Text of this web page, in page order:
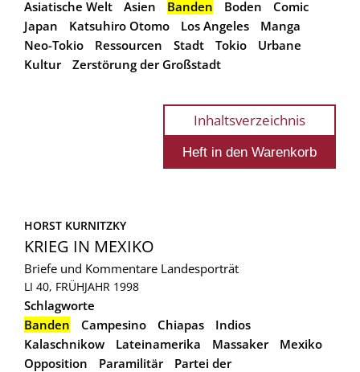
Asiatische Welt
Asien Banden Boden
Comic
Japan
Katsuhiro Otomo Los Angeles
Manga
Neo-Tokio
Ressourcen Stadt Tokio
Urbane
Kultur
Zerstörung der Großstadt
Inhaltsverzeichnis
HORST KURNITZKY
KRIEG IN MEXIKO
Briefe und Kommentare Landesporträt
LI 40, FRÜHJAHR 1998
Schlagworte
Banden
Campesino Chiapas
Indios
Kalaschnikow
Lateinamerika Massaker
Mexiko
Opposition
Paramilitär
Partei der